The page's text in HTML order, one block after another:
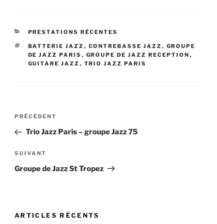
CATÉGORIES
PRESTATIONS RÉCENTES
ÉTIQUETTES
BATTERIE JAZZ , CONTREBASSE JAZZ , GROUPE
DE JAZZ PARIS , GROUPE DE JAZZ RECEPTION ,
GUITARE JAZZ , TRIO JAZZ PARIS
Navigation
l’article
Article
précédent
PRÉCÉDENT
Trio Jazz Paris – groupe Jazz 75
Article
suivant
SUIVANT
Groupe de Jazz St Tropez
ARTICLES RÉCENTS